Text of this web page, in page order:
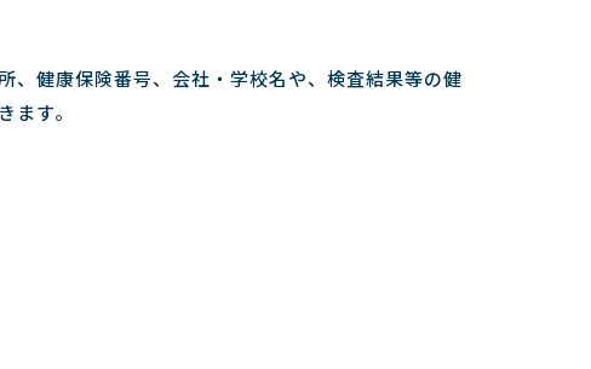
、健康保険番号、会社・学校名や、検査結果等の健
ます。